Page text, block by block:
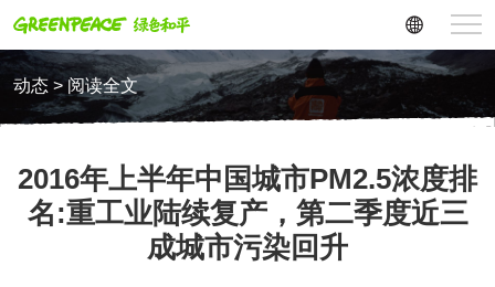
动态 > 阅读全文
2016年上半年中国城市PM2.5浓度排
名:重工业陆续复产，第二季度近三
成城市污染回升